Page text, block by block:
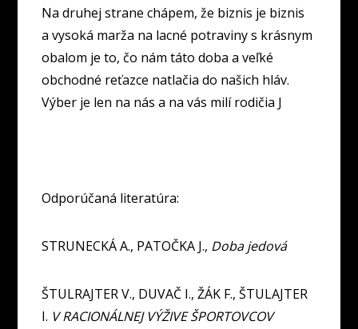
Na druhej strane chápem, že biznis je biznis
a vysoká marža na lacné potraviny s krásnym
obalom je to, čo nám táto doba a veľké
obchodné reťazce natlačia do našich hláv.
Výber je len na nás a na vás milí rodičia J
Odporúčaná literatúra:
STRUNECKÁ A., PATOČKA J., Doba jedová
ŠTULRAJTER V., DUVAČ I., ŽÁK F., ŠTULAJTER
I. V RACIONÁLNEJ VÝŽIVE ŠPORTOVCOV